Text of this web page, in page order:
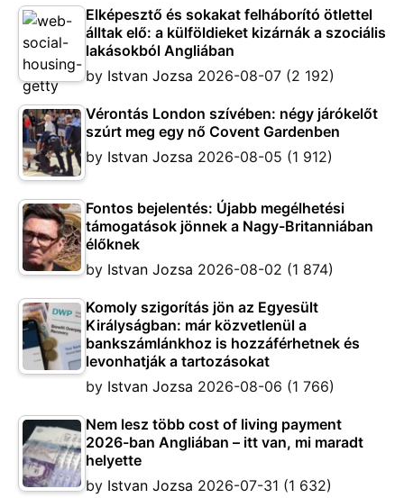
Elképesztő és sokakat felháborító ötlettel
álltak elő: a külföldieket kizárnák a szociális
lakásokból Angliában
by Istvan Jozsa 2026-08-07 (2 192)
Vérontás London szívében: négy járókelőt
szúrt meg egy nő Covent Gardenben
by Istvan Jozsa 2026-08-05 (1 912)
Fontos bejelentés: Újabb megélhetési
támogatások jönnek a Nagy-Britanniában
élőknek
by Istvan Jozsa 2026-08-02 (1 874)
Komoly szigorítás jön az Egyesült
Királyságban: már közvetlenül a
bankszámlánkhoz is hozzáférhetnek és
levonhatják a tartozásokat
by Istvan Jozsa 2026-08-06 (1 766)
Nem lesz több cost of living payment
2026-ban Angliában – itt van, mi maradt
helyette
by Istvan Jozsa 2026-07-31 (1 632)